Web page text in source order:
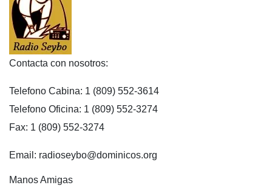
Contacta con nosotros:
Telefono Cabina: 1 (809) 552-3614
Telefono Oficina: 1 (809) 552-3274
Fax: 1 (809) 552-3274
Email: radioseybo@dominicos.org
Manos Amigas